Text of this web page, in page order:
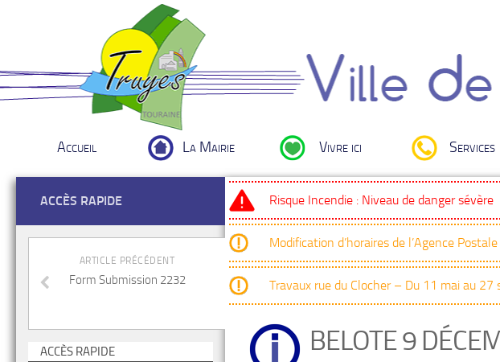
Accueil La Mairie Vivre ici Services
Risque Incendie : Niveau de danger sévère
Modification d’horaires de l’Agence
Travaux rue du Clocher – Du 11 mai au
BELOTE 9
ACCÈS RAPIDE
ARTICLE PRÉCÉDENT
Form Submission 2232
ACCÈS RAPIDE